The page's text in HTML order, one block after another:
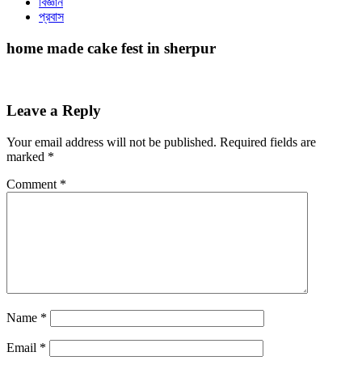
প্রবাস
home made cake fest in sherpur
Leave a Reply
Your email address will not be published. Required fields are
marked *
Comment *
Name *
Email *